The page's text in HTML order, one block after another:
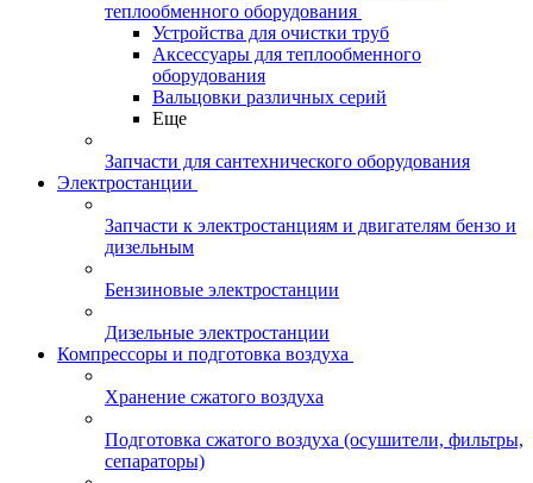
теплообменного оборудования
Устройства для очистки труб
Аксессуары для теплообменного
оборудования
Вальцовки различных серий
Еще
Запчасти для сантехнического оборудования
Электростанции
Запчасти к электростанциям и двигателям бензо и
дизельным
Бензиновые электростанции
Дизельные электростанции
Компрессоры и подготовка воздуха
Хранение сжатого воздуха
Подготовка сжатого воздуха (осушители, фильтры,
сепараторы)